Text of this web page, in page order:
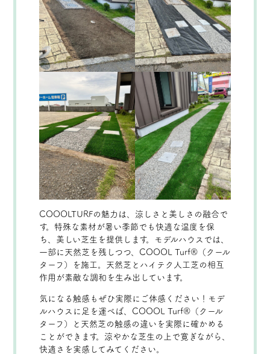
COOOLTURFの魅力は、涼しさと美しさの融合で
す。特殊な素材が暑い季節でも快適な温度を保
ち、美しい芝生を提供します。モデルハウスでは、
一部に天然芝を残しつつ、COOOL Turf®（クール
ターフ）を施工。天然芝とハイテク人工芝の相互
作用が素敵な調和を生み出しています。
気になる触感もぜひ実際にご体感ください！モデ
ルハウスに足を運べば、COOOL Turf®（クール
ターフ）と天然芝の触感の違いを実際に確かめる
ことができます。涼やかな芝生の上で寛ぎながら、
快適さを実感してみてください。